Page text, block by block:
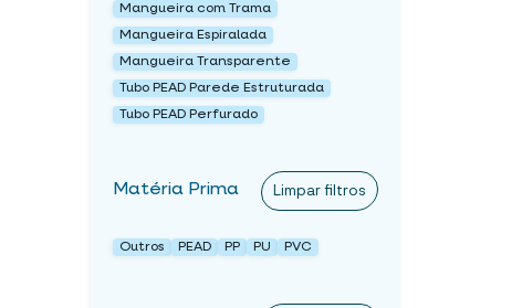
Mangueira com Trama
Mangueira Espiralada
Mangueira Transparente
Tubo PEAD Parede Estruturada
Tubo PEAD Perfurado
Matéria Prima Limpar filtros
Outros PEAD PP PU PVC